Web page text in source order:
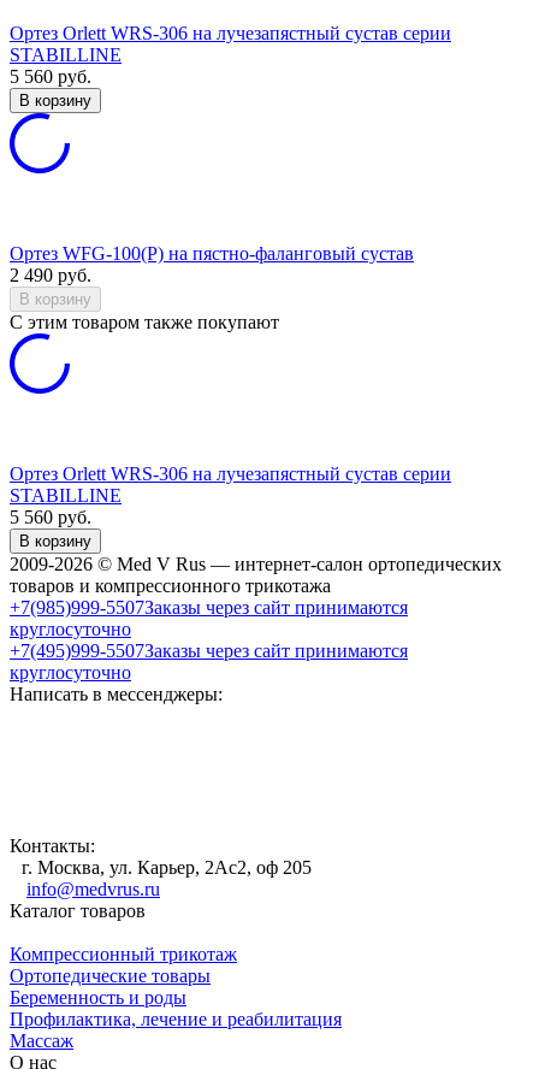
Ортез Orlett WRS-306 на лучезапястный сустав серии
STABILLINE
5 560 руб.
В корзину
Ортез WFG-100(P) на пястно-фаланговый сустав
2 490 руб.
В корзину
C этим товаром также покупают
Ортез Orlett WRS-306 на лучезапястный сустав серии
STABILLINE
5 560 руб.
В корзину
2009-2026 © Med V Rus — интернет-салон ортопедических
товаров и компрессионного трикотажа
+7(985)999-5507Заказы через сайт принимаются
круглосуточно
+7(495)999-5507Заказы через сайт принимаются
круглосуточно
Написать в мессенджеры:
Контакты:
г. Москва, ул. Карьер, 2Ас2, оф 205
info@medvrus.ru
Каталог товаров
Компрессионный трикотаж
Ортопедические товары
Беременность и роды
Профилактика, лечение и реабилитация
Массаж
О нас